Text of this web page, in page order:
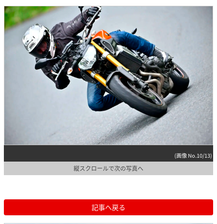
(画像 No.10/13)
縦スクロールで次の写真へ
記事へ戻る